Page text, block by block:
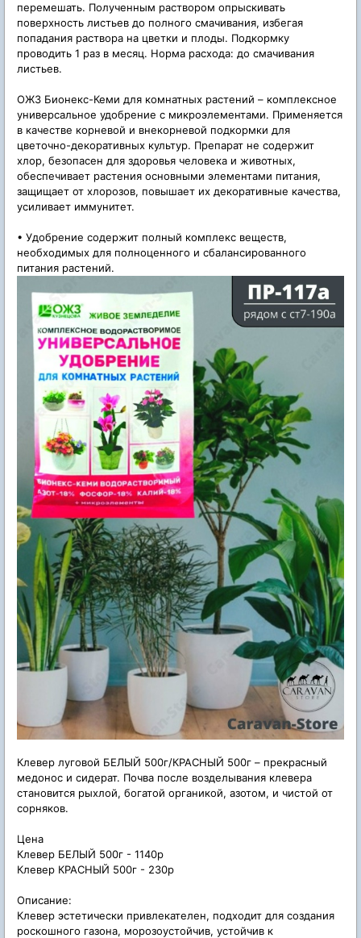
перемешать. Полученным раствором опрыскивать
поверхность листьев до полного смачивания, избегая
попадания раствора на цветки и плоды. Подкормку
проводить 1 раз в месяц. Норма расхода: до смачивания
листьев.
ОЖЗ Бионекс-Кеми для комнатных растений – комплексное
универсальное удобрение с микроэлементами. Применяется
в качестве корневой и внекорневой подкормки для
цветочно-декоративных культур. Препарат не содержит
хлор, безопасен для здоровья человека и животных,
обеспечивает растения основными элементами питания,
защищает от хлорозов, повышает их декоративные качества,
усиливает иммунитет.
• Удобрение содержит полный комплекс веществ,
необходимых для полноценного и сбалансированного
питания растений.
Клевер луговой БЕЛЫЙ 500г/КРАСНЫЙ 500г – прекрасный
медонос и сидерат. Почва после возделывания клевера
становится рыхлой, богатой органикой, азотом, и чистой от
сорняков.
Цена
Клевер БЕЛЫЙ 500г - 1140р
Клевер КРАСНЫЙ 500г - 230р
Описание:
Клевер эстетически привлекателен, подходит для создания
роскошного газона, морозоустойчив, устойчив к